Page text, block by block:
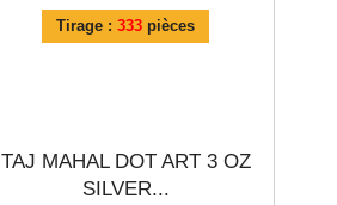
Tirage :333 pièces
TAJ MAHAL DOT ART 3 OZ
SILVER...